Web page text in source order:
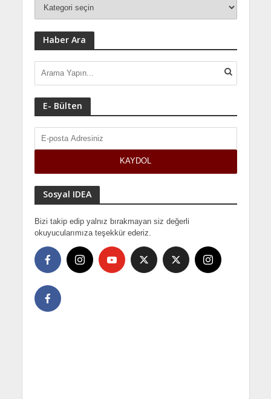
Haber Ara
E- Bülten
Sosyal IDEA
Bizi takip edip yalnız bırakmayan siz değerli
okuyucularımıza teşekkür ederiz.